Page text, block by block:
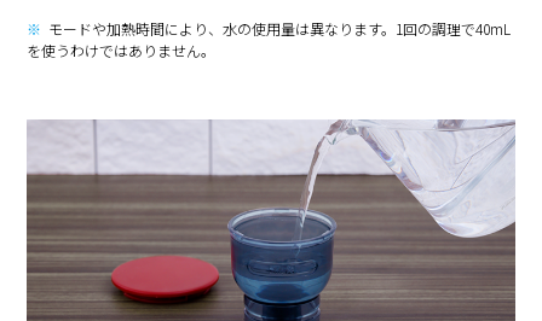
※ モードや加熱時間により、水の使用量は異なります。1回の調理で40mL
を使うわけではありません。